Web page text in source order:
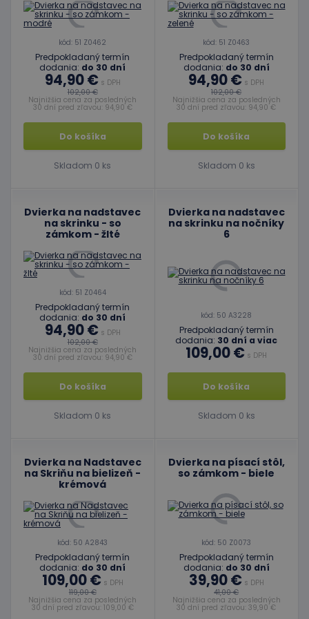
kód: 51 Z0462
Predpokladaný termín
dodania: do 30 dní
94,90 € s DPH
102,00 €
Najnižšia cena za posledných
30 dní pred zľavou: 94,90 €
Do košíka
Skladom 0 ks
kód: 51 Z0463
Predpokladaný termín
dodania: do 30 dní
94,90 € s DPH
102,00 €
Najnižšia cena za posledných
30 dní pred zľavou: 94,90 €
Do košíka
Skladom 0 ks
Dvierka na nadstavec
na skrinku - so
zámkom - žlté
kód: 51 Z0464
Predpokladaný termín
dodania: do 30 dní
94,90 € s DPH
102,00 €
Najnižšia cena za posledných
30 dní pred zľavou: 94,90 €
Do košíka
Skladom 0 ks
Dvierka na nadstavec
na skrinku na nočníky
6
kód: 50 A3228
Predpokladaný termín
dodania: 30 dní a viac
109,00 € s DPH
Do košíka
Skladom 0 ks
Dvierka na Nadstavec
na Skriňu na bielizeň -
krémová
kód: 50 A2843
Predpokladaný termín
dodania: do 30 dní
109,00 € s DPH
119,00 €
Najnižšia cena za posledných
30 dní pred zľavou: 109,00 €
Dvierka na písací stôl,
so zámkom - biele
kód: 50 Z0073
Predpokladaný termín
dodania: do 30 dní
39,90 € s DPH
41,00 €
Najnižšia cena za posledných
30 dní pred zľavou: 39,90 €